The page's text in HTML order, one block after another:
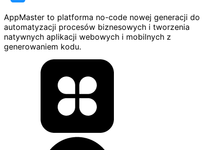
AppMaster to platforma no-code nowej generacji do
automatyzacji procesów biznesowych i tworzenia
natywnych aplikacji webowych i mobilnych z
generowaniem kodu.